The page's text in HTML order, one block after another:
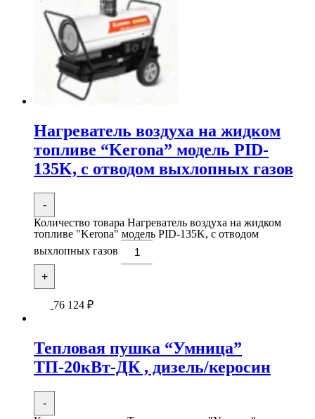
Нагреватель воздуха на жидком
топливе “Kerona” модель PID-
135K, с отводом выхлопных газов
-
Количество товара Нагреватель воздуха на жидком
топливе "Kerona" модель PID-135K, с отводом
выхлопных газов
+
76 124 ₽
Тепловая пушка “Умница”
ТП-20кВт-ДК , дизель/керосин
-